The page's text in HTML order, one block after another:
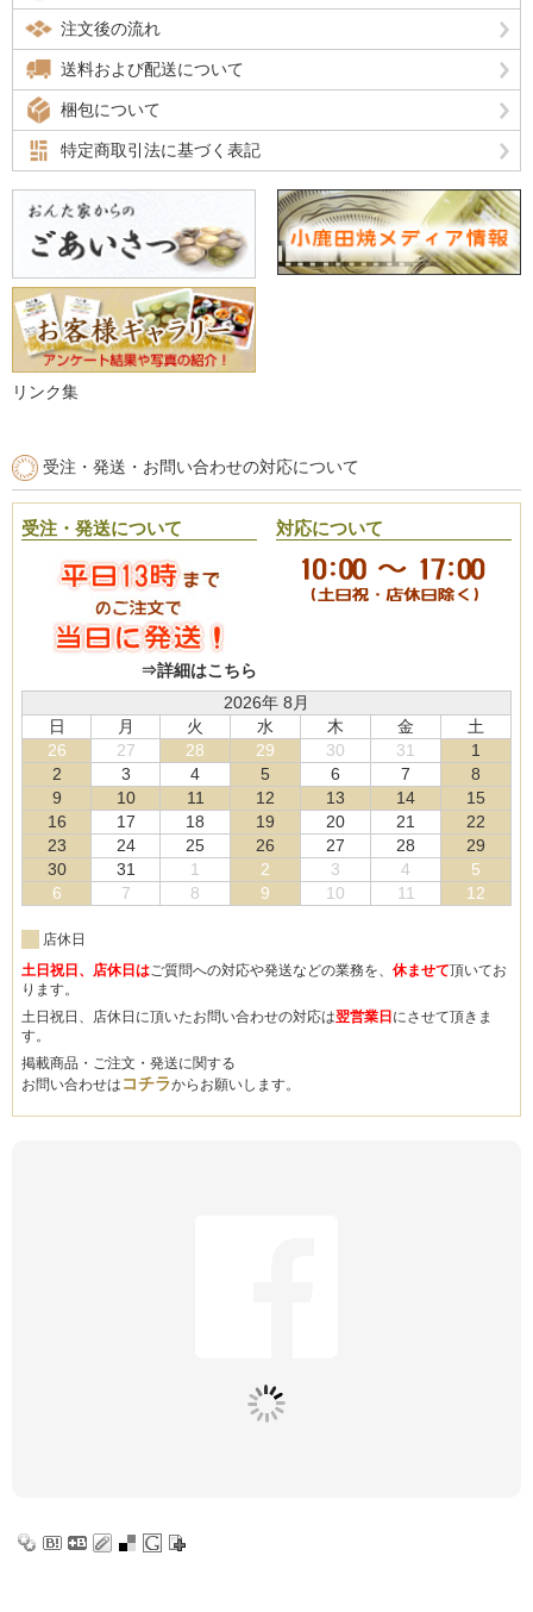
注文後の流れ
送料および配送について
梱包について
特定商取引法に基づく表記
リンク集
受注・発送・お問い合わせの対応について
受注・発送について
⇒詳細はこちら
対応について
2026年 8月
日
月 火 水 木 金
土
26
27 28 29 30 31
1
2
3 4 5 6 7
8
9
10 11 12 13 14
15
16
17 18 19 20 21
22
23
24 25 26 27 28
29
30
31 1 2 3 4
5
6
7 8 9 10 11 12
店休日
土日祝日、店休日はご質問への対応や発送などの業務を、 休ませて頂いてお
ります。
土日祝日、店休日に頂いたお問い合わせの対応は翌営業日 にさせて頂きま
す。
掲載商品・ご注文・発送に関する
お問い合わせは コチラからお願いします。